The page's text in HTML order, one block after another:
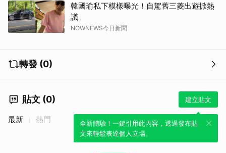
韓國瑜私下模樣曝光！自駕舊三菱出遊掀熱
議
NOWNEWS今日新聞
轉發 (0)
貼文 (0) 建立貼文
全新體驗！一鍵引用此內容，透過發布貼
文來輕鬆表達個人立場。
最新 熱門